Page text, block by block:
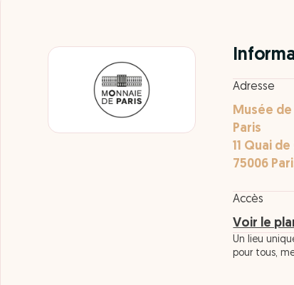
Adresse
Musée
Paris
11 Quai
75006
Accès
Voir le
Un lieu
pour tous,